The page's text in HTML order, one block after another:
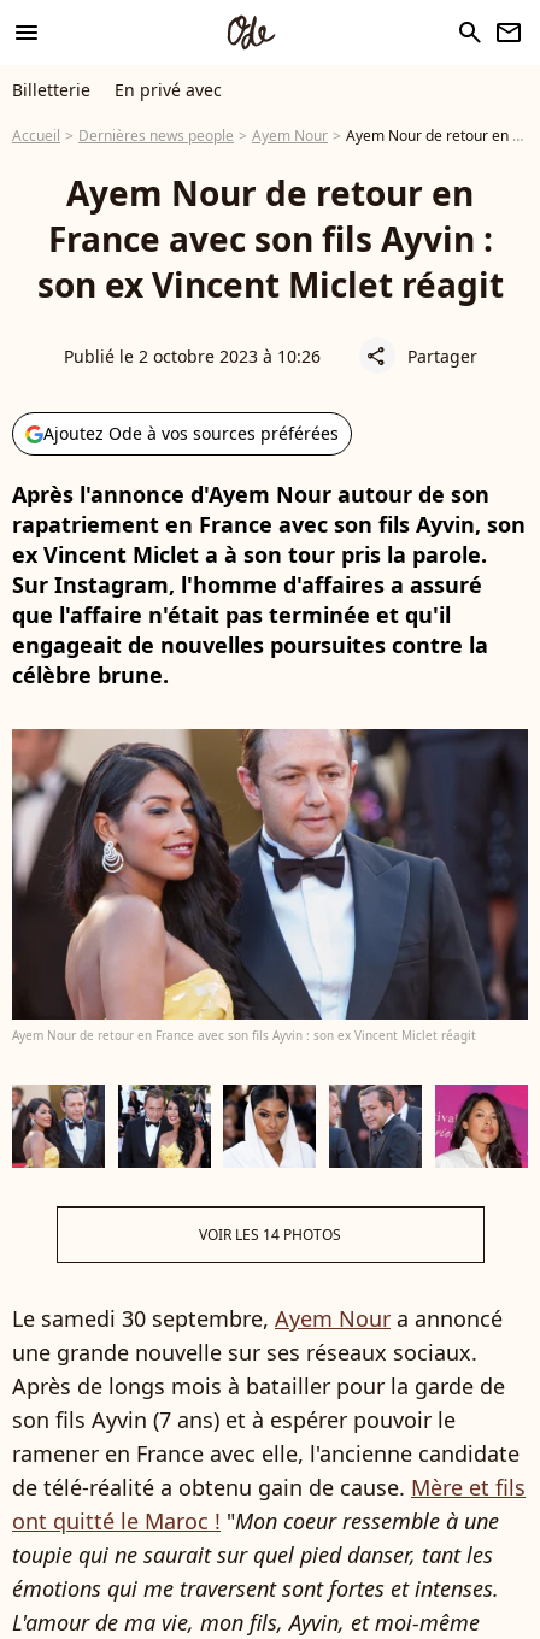
menu search newsletter
Billetterie En privé avec
Accueil Dernières news people Ayem Nour Ayem Nour de retour en France avec son fils Ayvin : son ex Vincent Miclet réagit
Ayem Nour de retour en
France avec son fils Ayvin :
son ex Vincent Miclet réagit
Publié le 2 octobre 2023 à 10:26 share Partager
Ajoutez Ode à vos sources préférées
Après l'annonce d'Ayem Nour autour de son
rapatriement en France avec son fils Ayvin, son
ex Vincent Miclet a à son tour pris la parole.
Sur Instagram, l'homme d'affaires a assuré
que l'affaire n'était pas terminée et qu'il
engageait de nouvelles poursuites contre la
célèbre brune.
Ayem Nour de retour en France avec son fils Ayvin : son ex Vincent Miclet réagit
VOIR LES 14 PHOTOS
Le samedi 30 septembre, Ayem Nour a annoncé
une grande nouvelle sur ses réseaux sociaux.
Après de longs mois à batailler pour la garde de
son fils Ayvin (7 ans) et à espérer pouvoir le
ramener en France avec elle, l'ancienne candidate
de télé-réalité a obtenu gain de cause. Mère et fils
ont quitté le Maroc ! "Mon coeur ressemble à une
toupie qui ne saurait sur quel pied danser, tant les
émotions qui me traversent sont fortes et intenses.
L'amour de ma vie, mon fils, Ayvin, et moi-même